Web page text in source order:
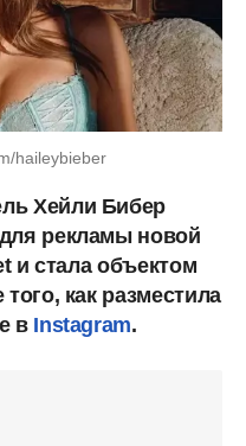
haileybieber
Хейли Бибер
рекламы новой
и стала объектом
как разместила
в Instagram.